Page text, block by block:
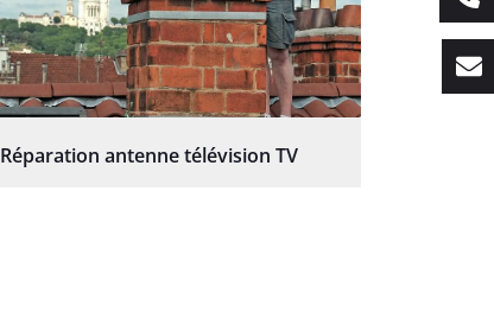
Réparation antenne télévision TV